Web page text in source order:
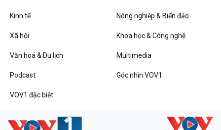
VOV1 đặc biệt
Chân dung cuộc sống
Các chương trình đặc biệt
Kinh tế Nông nghiệp & Biển đảo
Xã hội Khoa học & Công nghệ
Văn hoá & Du lịch Multimedia
Podcast Góc nhìn VOV1
VOV1 đặc biệt